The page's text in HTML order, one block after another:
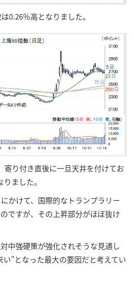
0.26％高となりました。
寄り付き直後に一旦天井を付けてお
ました。
かけて、国際的なトランプラリー
ですが、その上昇部分がほぼ抜け
中強硬策が強化されそうな見通し
い”となった最大の要因だと考えてい